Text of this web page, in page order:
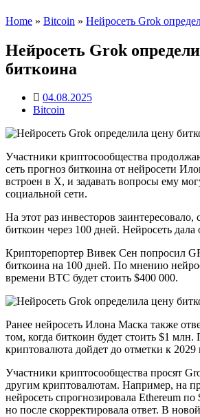
Home » Bitcoin » Нейросеть Grok
Нейросеть Grok
биткоина
04.08.2025
Bitcoin
Участники криптосообщества
сеть прогноз биткоина от нейросети
встроен в X, и задавать вопросы ему
социальной сети.
На этот раз инвесторов заинтересовало,
биткоин через 100 дней. Нейросеть дала
Крипторепортер Вивек Сен попросил
биткоина на 100 дней. По мнению
времени BTC будет стоить $400 000.
Ранее нейросеть Илона Маска также
том, когда биткоин будет стоить $1
криптовалюта дойдет до отметки к 2029
Участники криптосообщества просят
другим криптовалютам. Например, на
нейросеть спрогнозировала Ethereum
но после скорректировала ответ. В